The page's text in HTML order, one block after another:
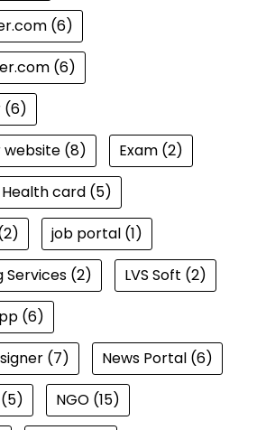
(6)
(6)
(6)
(8) Exam(2)
Health card(5)
job portal(1)
Services(2) LVS Soft (2)
(6)
(7) News Portal(6)
NGO(15)